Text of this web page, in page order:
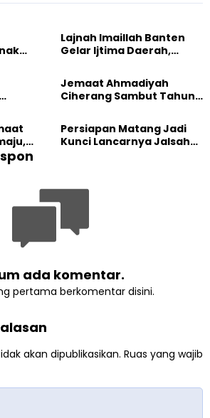
Sampaikan Ceramah
UNESCO.
Lajnah Imaillah Banten
Gelar Ijtima Daerah,
Tangguh
Jemaat Ahmadiyah
Ciherang Sambut Tahun
Aksi Kebersihan
Persiapan Matang Jadi
Kunci Lancarnya Jalsah
ada komentar.
pertama berkomentar disini.
akan dipublikasikan. Ruas yang wajib